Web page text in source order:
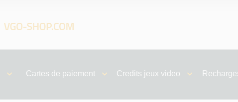
Cartes de paiement Credits jeux video